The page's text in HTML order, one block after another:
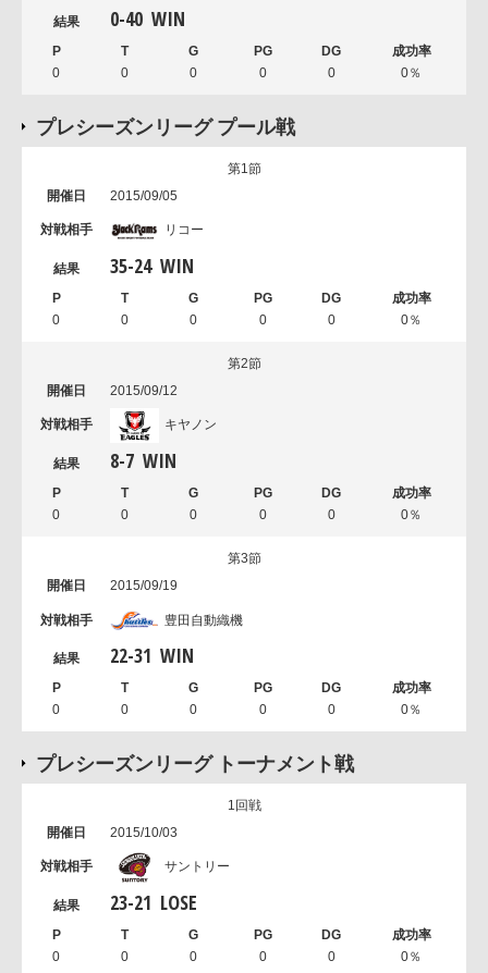
0-40 WIN
0 0 0 0 0 0％
プレシーズンリーグ プール戦
第1節
2015/09/05
リコー
35-24 WIN
0 0 0 0 0 0％
第2節
2015/09/12
キヤノン
8-7 WIN
0 0 0 0 0 0％
第3節
2015/09/19
豊田自動織機
22-31 WIN
0 0 0 0 0 0％
プレシーズンリーグ トーナメント戦
1回戦
2015/10/03
サントリー
23-21 LOSE
0 0 0 0 0 0％